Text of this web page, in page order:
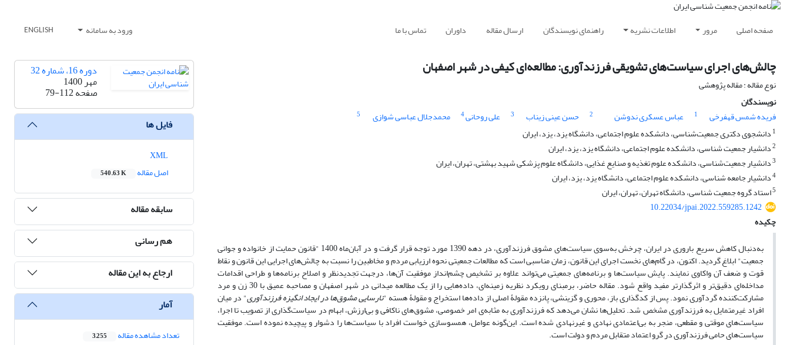
صفحه اصلی مرور اطلاعات نشریه راهنمای نویسندگان ارسال مقاله داوران تماس با ما ورود به سامانه ENGLISH
چالش‌های اجرای سیاست‌های تشویقی فرزندآوری: مطالعه‌ای کیفی در شهر اصفهان
نوع مقاله : مقاله پژوهشی
نویسندگان
فریده شمس قهفرخی
1 عباس عسکری ندوشن 2 حسن عینی زیناب 3 علی روحانی4 محمدجلال عباسی شوازی
5
1 دانشجوی دکتری جمعیت‌شناسی، دانشکده علوم اجتماعی، دانشگاه یزد، یزد، ایران
2دانشیار جمعیت شناسی، دانشکده علوم اجتماعی، دانشگاه یزد، یزد، ایران
3دانشیار جمعیت‌شناسی، دانشکده علوم تغذیه و صنایع غذایی، دانشگاه علوم پزشکی شهید بهشتی، تهران، ایران
4دانشیار جامعه شناسی، دانشکده علوم اجتماعی، دانشگاه یزد، یزد، ایران
5استاد گروه جمعیت شناسی، دانشگاه تهران، تهران، ایران
10.22034/jpai.2022.559285.1242
چکیده
به‌دنبال کاهش سریع باروری در ایران، چرخش به‌سوی سیاست‌های مشوق فرزندآوری، در دهه 1390 مورد توجه قرار گرفت و در آبان‌ماه 1400 "قانون حمایت از خانواده و جوانی
جمعیت" ابلاغ گردید. اکنون، در گام‌های نخست اجرای این قانون، زمان مناسبی است که مطالعات جمعیتی نحوه ارزیابی مردم و مخاطبین را نسبت به چالش‌های اجرایی این قانون و نقاط
قوت و ضعف آن واکاوی نمایند. پایش سیاست‌ها و برنامه‌های جمعیتی می‌تواند علاوه بر تشخیص چشم‌انداز موفقیت آن‌ها، درجهت تجدیدنظر و اصلاح برنامه‌ها و طراحی اقدامات
مداخله‌ای دقیق‌تر و اثرگذارتر مفید واقع شود. مقاله حاضر، برمبنای رویکرد نظریه زمینه‌ای، داده‌هایی را از یک مطالعه میدانی در شهر اصفهان و مصاحبه عمیق با 30 زن و مرد
مشارکت‌کننده گردآوری نمود. پس از کدگذاری باز، محوری و گزینشی، پانزده مقولۀ اصلی از داده‌ها استخراج و مقولۀ هسته "نارسایی مشوق‌ها در ایجاد انگیزه فرزندآوری" در میان
افراد غیرمتمایل به فرزندآوری مشخص شد. تحلیل‌‌ها نشان می‌دهد که فرزندآوری به مثابه‌ی امر خصوصی، مشوق‌های ناکافی و بی‌ارزش، ابهام در سیاست‌گذاری از تصویب تا اجرا،
سیاست‌های موقتی و مقطعی، منجر به بی‌اعتمادی نهادی و غیرنهادی شده است. این‌گونه عوامل، همسوسازی خواست افراد با سیاست‌ها را دشوار و پیچیده نموده است. موفقیت
سیاست‌های حامی فرزندآوری در گرو اعتماد متقابل مردم و دولت است.
دوره 16، شماره 32
مهر 1400
صفحه79-112
فایل ها
اصل مقاله
540.63 K
سابقه مقاله
هم رسانی
ارجاع به این مقاله
آمار
تعداد مشاهده مقاله 3,255